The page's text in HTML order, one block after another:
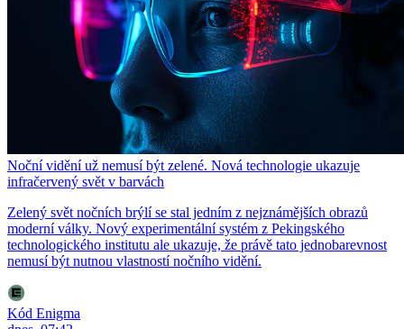
Noční vidění už nemusí být zelené. Nová technologie ukazuje
infračervený svět v barvách
Zelený svět nočních brýlí se stal jedním z nejznámějších obrazů
moderní války. Nový experimentální systém z Pekingského
technologického institutu ale ukazuje, že právě tato jednobarevnost
nemusí být nutnou vlastností nočního vidění.
Kód Enigma